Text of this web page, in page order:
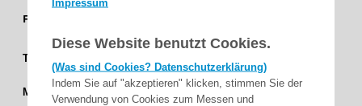
Impressum
Diese Website benutzt Cookies.
(Was sind Cookies? Datenschutzerklärung)
Indem Sie auf "akzeptieren" klicken, stimmen Sie der
Verwendung von Cookies zum Messen und
Farbgruppe
Transparenz
Matrieal
Soltis 92